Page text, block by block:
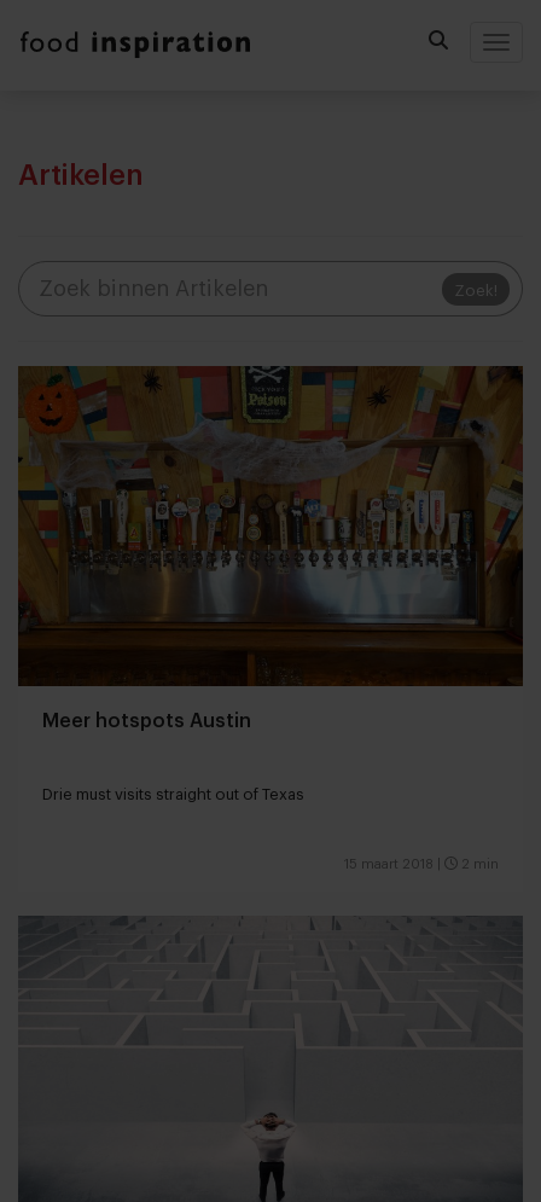
Artikelen
Zoek!
Meer hotspots Austin
Drie must visits straight out of Texas
15 maart 2018 2 min